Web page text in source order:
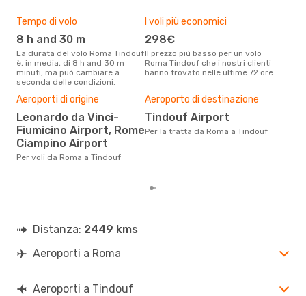
Tempo di volo
8 h and 30 m
La durata del volo Roma Tindouf
è, in media, di 8 h and 30 m
minuti, ma può cambiare a
seconda delle condizioni.
I voli più economici
298€
Il prezzo più basso per un volo
Roma Tindouf che i nostri clienti
hanno trovato nelle ultime 72 ore
Aeroporti di origine
Leonardo da Vinci-
Fiumicino Airport, Rome
Ciampino Airport
Per voli da Roma a Tindouf
Aeroporto di destinazione
Tindouf Airport
Per la tratta da Roma a Tindouf
Distanza: 2449 kms
Aeroporti a Roma
Aeroporti a Tindouf